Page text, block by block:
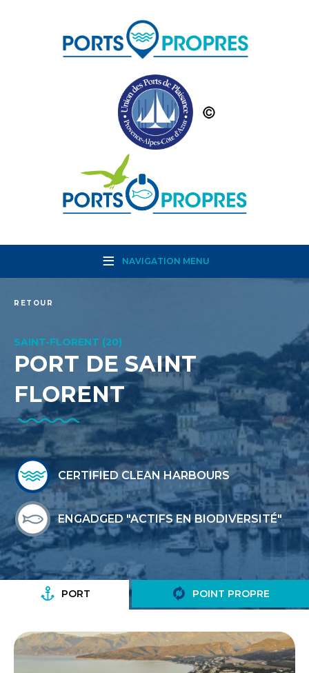
NAVIGATION MENU
RETOUR
SAINT-FLORENT (20)
PORT DE SAINT
FLORENT
CERTIFIED CLEAN HARBOURS
ENGADGED "ACTIFS EN BIODIVERSITÉ"
PORT POINT PROPRE